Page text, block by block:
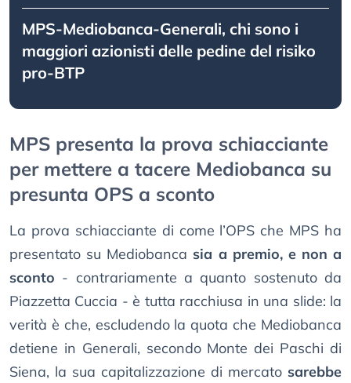
MPS-Mediobanca-Generali, chi sono i
maggiori azionisti delle pedine del risiko
pro-BTP
MPS presenta la prova schiacciante
per mettere a tacere Mediobanca su
presunta OPS a sconto
La prova schiacciante di come l’OPS che MPS ha
presentato su Mediobanca sia a premio, e non a
sconto - contrariamente a quanto sostenuto da
Piazzetta Cuccia - è tutta racchiusa in una slide: la
verità è che, escludendo la quota che Mediobanca
detiene in Generali, secondo Monte dei Paschi di
Siena, la sua capitalizzazione di mercato sarebbe